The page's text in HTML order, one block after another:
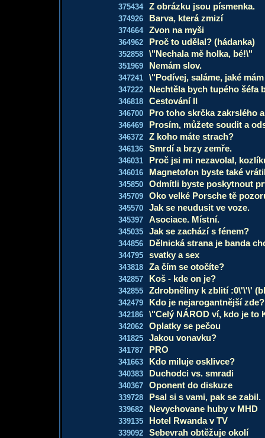
375434 Z obrázku jsou písmenka.
374926 Barva, která zmizí
374664 Zvon na myši
364962 Proč to udělal? (hádanka)
352858 \"Nechala mě holka, bé!\"
351969 Nemám slov.
347241 \"Podívej, saláme, jaké
347222 Nechtěla bych tupého šéfa
346818 Cestování II
346700 Pro toho skrčka zakrslého
346469 Prosím, můžete soudit a
346372 Z koho máte strach?
346136 Smrdí a brzy zemře.
346031 Proč jsi mi nezavolal,
346016 Magnetofon byste také
345850 Odmítli byste poskytnout
345709 Oko velké Porsche tě
345570 Jak se neudusit ve voze.
345397 Asociace. Místní.
345035 Jak se zachází s fénem?
344856 Dělnická strana je banda
344795 svatky a sex
343818 Za čím se otočíte?
342857 Koš - kde on je?
342855 Zdrobněliny k zblití :0\'\'\'
342479 Kdo je nejarogantnější zde?
342186 \"Celý NÁROD ví, kdo je to
342062 Oplatky se pečou
341825 Jakou vonavku?
341787 PRO
341663 Kdo miluje osklivce?
340383 Duchodci vs. smradi
340367 Oponent do diskuze
339728 Psal si s vami, pak se zabil.
339682 Nevychovane huby v MHD
339135 Hotel Rwanda v TV
339092 Sebevrah obtěžuje okolí